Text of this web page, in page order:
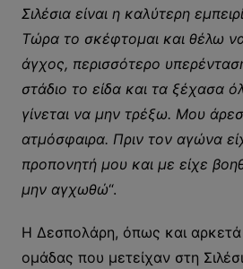
Σιλέσια είναι η καλύτερη
Τώρα το σκέφτομαι και θέλω
άγχος, περισσότερο
στάδιο το είδα και τα ξέχασα
γίνεται να μην τρέξω. Μου
ατμόσφαιρα. Πριν τον αγώνα
προπονητή μου και με είχε
μην αγχωθώ“.
Η Δεσπολάρη, όπως και
ομάδας που μετείχαν στη